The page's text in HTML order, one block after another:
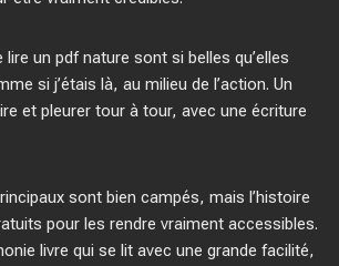
un pdf nature sont si belles qu’elles
si j’étais là, au milieu de l’action. Un
et pleurer tour à tour, avec une écriture
sont bien campés, mais l’histoire
pour les rendre vraiment accessibles.
livre qui se lit avec une grande facilité,